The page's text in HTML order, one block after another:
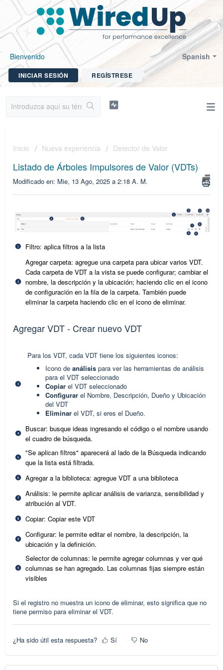
Spanish
Bienvenido
INICIAR SESIÓN REGÍSTRESE
Inicio Nueva experiencia Detector de Valor
Listado de Árboles Impulsores de Valor (VDTs)
Modificado en: Mie, 13 Ago, 2025 a 2:18 A. M.
Filtro: aplica filtros a la lista
Agregar carpeta: agregue una carpeta para ubicar varios VDT.
Cada carpeta de VDT a la vista se puede configurar; cambiar el
nombre, la descripción y la ubicación; haciendo clic en el icono
de configuración en la fila de la carpeta. También puede
eliminar la carpeta haciendo clic en el icono de eliminar.
Agregar VDT - Crear nuevo VDT
Para los VDT, cada VDT tiene los siguientes iconos:
Icono de análisis para ver las herramientas de análisis
para el VDT seleccionado
Copiar el VDT seleccionado
Configurar el Nombre, Descripción, Dueño y Ubicación
del VDT
Eliminar el VDT, si eres el Dueño.
Buscar: busque ideas ingresando el código o el nombre usando
el cuadro de búsqueda.
"Se aplican filtros" aparecerá al lado de la Búsqueda indicando
que la lista está filtrada.
Agregar a la biblioteca: agregue VDT a una biblioteca
Análisis: le permite aplicar análisis de varianza, sensibilidad y
atribución al VDT.
Copiar: Copiar este VDT
Configurar: le permite editar el nombre, la descripción, la
ubicación y la definición.
Selector de columnas: le permite agregar columnas y ver qué
columnas se han agregado. Las columnas fijas siempre están
visibles
Si el registro no muestra un icono de eliminar, esto significa que no
tiene permiso para eliminar el VDT.
¿Ha sido útil esta respuesta? Sí No